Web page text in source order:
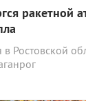
ракетной
Ростовской